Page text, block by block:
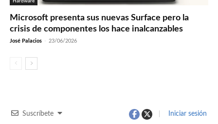
Microsoft presenta sus nuevas Surface pero la
crisis de componentes los hace inalcanzables
José Palacios - 23/06/2026
Suscríbete Iniciar sesión